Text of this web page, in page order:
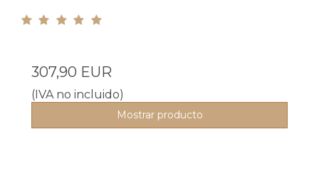
307,90 EUR
(IVA no incluido)
Mostrar producto